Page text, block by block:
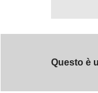
Questo è